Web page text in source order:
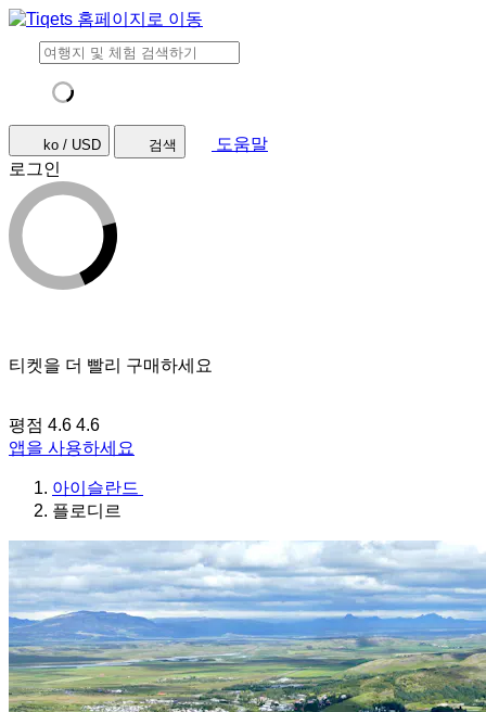
ko / USD 검색
도움말
로그인
티켓을 더 빨리 구매하세요
평점 4.6 4.6
앱을 사용하세요
아이슬란드
플로디르